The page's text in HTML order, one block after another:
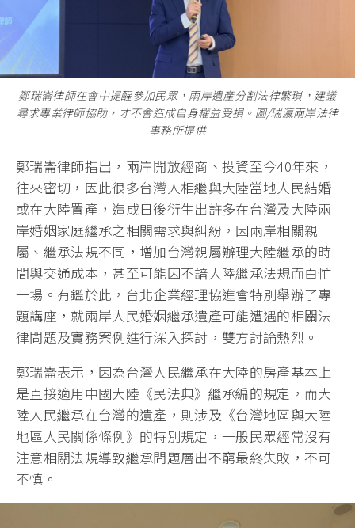
鄭瑞崙律師在會中提醒參加民眾，兩岸遺產分割法律繁瑣，建議
尋求專業律師協助，才不會造成自身權益受損。圖/瑞瀛兩岸法律
事務所提供
鄭瑞崙律師指出，兩岸開放經商、投資至今40年來，
往來密切，因此很多台灣人相繼與大陸當地人民結婚
或在大陸置產，造成日後衍生出許多在台灣及大陸兩
岸婚姻家庭繼承之相關需求與糾紛，因兩岸相關親
屬、繼承法規不同，增加台灣親屬辦理大陸繼承的時
間與交通成本，甚至可能因不諳大陸繼承法規而白忙
一場。有鑑於此，台北企業經理協進會特別舉辦了專
題講座，就兩岸人民婚姻繼承遺產可能遭遇的相關法
律問題及實務案例進行深入探討，雙方討論熱烈。
鄭瑞崙表示，因為台灣人民繼承在大陸的房產基本上
是直接適用中國大陸《民法典》繼承編的規定，而大
陸人民繼承在台灣的遺產，則涉及《台灣地區與大陸
地區人民關係條例》的特別規定，一般民眾經常沒有
注意相關法規導致繼承問題層出不窮最終失敗，不可
不慎。